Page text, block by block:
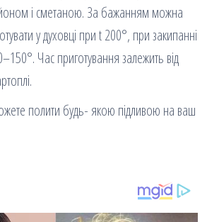
і сметаною. За бажанням можна
у духовці при t 200°, при закипанні
Час приготування залежить від
полити будь- якою підливою на ваш